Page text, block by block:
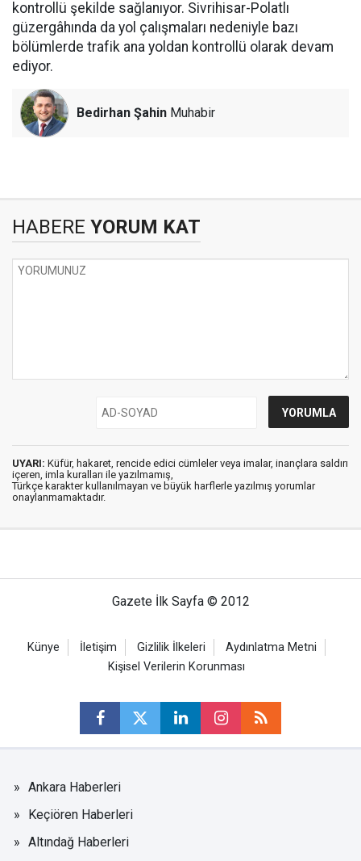
kontrollü şekilde sağlanıyor. Sivrihisar-Polatlı
güzergâhında da yol çalışmaları nedeniyle bazı
bölümlerde trafik ana yoldan kontrollü olarak devam
ediyor.
Bedirhan Şahin Muhabir
HABERE YORUM KAT
UYARI: Küfür, hakaret, rencide edici cümleler veya imalar, inançlara saldırı
içeren, imla kuralları ile yazılmamış,
Türkçe karakter kullanılmayan ve büyük harflerle yazılmış yorumlar
onaylanmamaktadır.
Gazete İlk Sayfa © 2012
Künye İletişim Gizlilik İlkeleri
Aydınlatma Metni
Kişisel Verilerin Korunması
Ankara Haberleri
Keçiören Haberleri
Altındağ Haberleri